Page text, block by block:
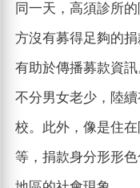
同一天，高須診所
方沒有募得足夠的
有助於傳播募款資訊
不分男女老少，陸
校。此外，像是住
等，捐款身分形形